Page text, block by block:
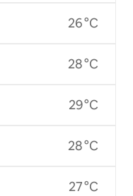
26 °C
28 °C
29 °C
28 °C
27 °C